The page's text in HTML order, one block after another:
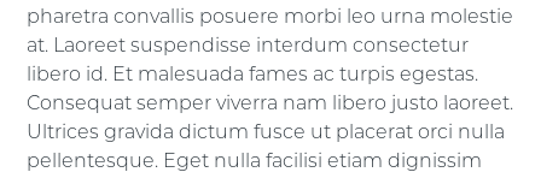
pharetra convallis posuere morbi leo urna molestie
at. Laoreet suspendisse interdum consectetur
libero id. Et malesuada fames ac turpis egestas.
Consequat semper viverra nam libero justo laoreet.
Ultrices gravida dictum fusce ut placerat orci nulla
pellentesque. Eget nulla facilisi etiam dignissim